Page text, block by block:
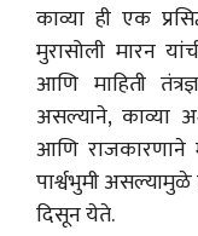
काव्या ही एक
मुरासोली मारन
आणि माहिती
असल्याने, काव्या
आणि राजकारणाने
पार्श्वभुमी
दिसून येते.